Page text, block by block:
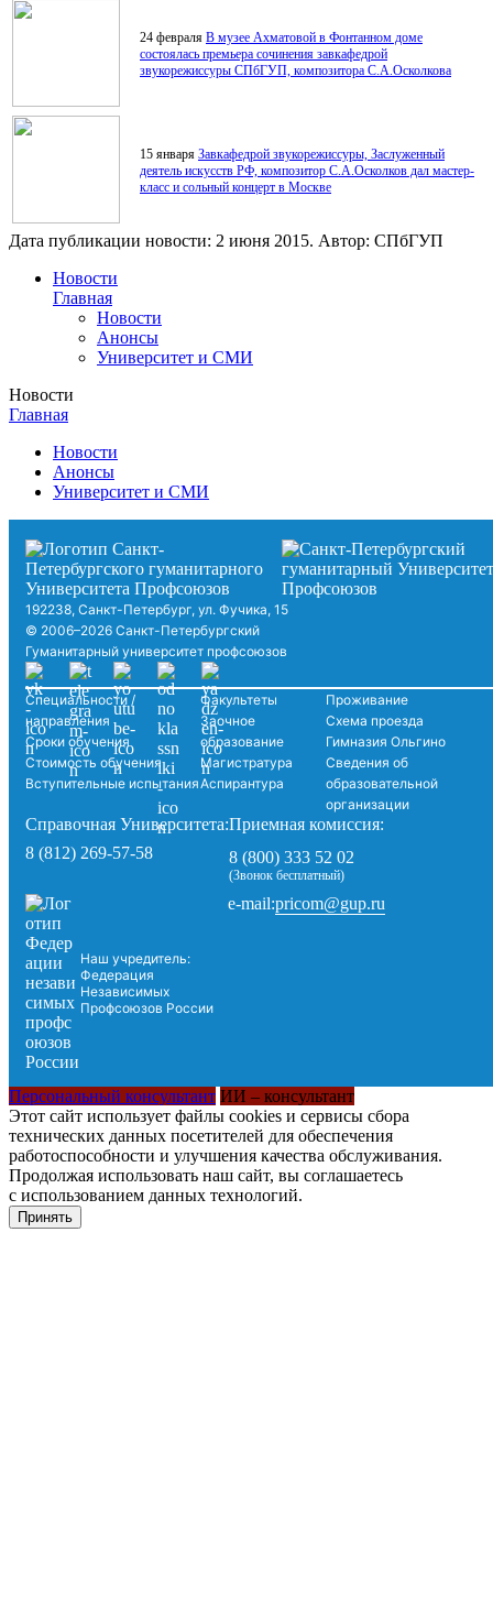
24 февраля В музее Ахматовой в Фонтанном доме
состоялась премьера сочинения завкафедрой
звукорежиссуры СПбГУП, композитора С.А.Осколкова
15 января Завкафедрой звукорежиссуры, Заслуженный
деятель искусств РФ, композитор С.А.Осколков дал мастер-
класс и сольный концерт в Москве
Дата публикации новости: 2 июня 2015. Автор: СПбГУП
Новости
Главная
Новости
Анонсы
Университет и СМИ
Новости
Главная
Новости
Анонсы
Университет и СМИ
192238, Санкт-Петербург, ул. Фучика, 15
© 2006–2026 Санкт-Петербургский
Гуманитарный университет профсоюзов
Специальности /
направления
Сроки обучения
Стоимость обучения
Вступительные испытания
Факультеты
Заочное
образование
Магистратура
Аспирантура
Проживание
Схема проезда
Гимназия Ольгино
Сведения об
образовательной
организации
Справочная Университета:
8 (812) 269-57-58
Приемная комиссия:
8 (800) 333 52 02
(Звонок бесплатный)
Наш учредитель:
Федерация
Независимых
Профсоюзов России
e-mail:pricom@gup.ru
Персональный консультант ИИ – консультант
Этот сайт использует файлы cookies и сервисы сбора
технических данных посетителей для обеспечения
работоспособности и улучшения качества обслуживания.
Продолжая использовать наш сайт, вы соглашаетесь
с использованием данных технологий.
Принять